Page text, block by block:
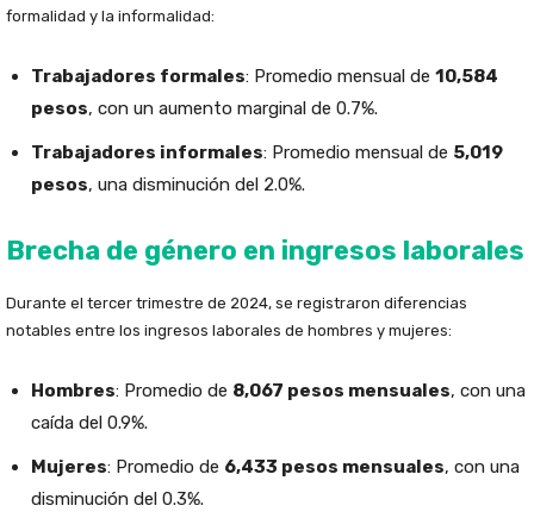
formalidad y la informalidad:
Trabajadores formales: Promedio mensual de 10,584
pesos, con un aumento marginal de 0.7%.
Trabajadores informales: Promedio mensual de 5,019
pesos, una disminución del 2.0%.
Brecha de género en ingresos laborales
Durante el tercer trimestre de 2024, se registraron diferencias
notables entre los ingresos laborales de hombres y mujeres:
Hombres: Promedio de 8,067 pesos mensuales, con una
caída del 0.9%.
Mujeres: Promedio de 6,433 pesos mensuales, con una
disminución del 0.3%.